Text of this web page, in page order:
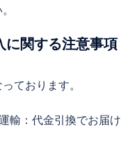
関する注意事項
ております。
輸：代金引換でお届け